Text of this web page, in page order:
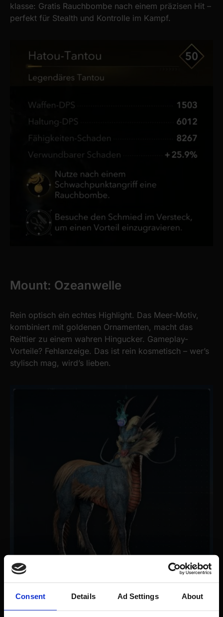
Consent Details Ad Settings About
klasse: Gratis Rauchbombe nach einem präzisen Hit –
perfekt für Stealth und Kontrolle im Kampf.
Mount: Ozeanwelle
Rein optisch ein echtes Highlight. Das Meer-Motiv,
kombiniert mit goldenen Ornamenten, macht das
Reittier zu einem wahren Hingucker. Gameplay-
Vorteile? Fehlanzeige. Das ist rein kosmetisch – wer’s
stylisch mag, wird’s lieben.